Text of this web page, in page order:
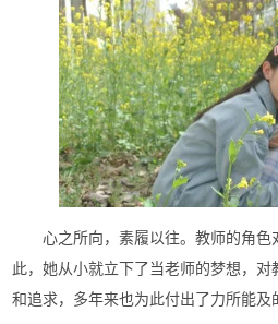
心之所向，素履以往。教师的角色
此，她从小就立下了当老师的梦想，
和追求，多年来也为此付出了力所能及